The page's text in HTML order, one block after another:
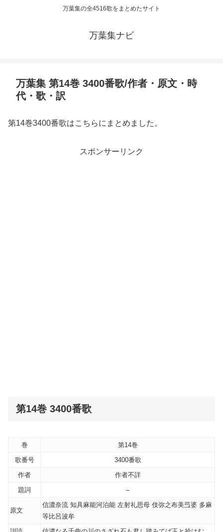
万葉集の全4516歌をまとめたサイト
万葉集ナビ
万葉集 第14巻 3400番歌/作者・原文・時
代・歌・訳
第14巻3400番歌はこちらにまとめました。
スポンサーリンク
第14巻 3400番歌
巻
第14巻
歌番号
3400番歌
作者
作者不詳
題詞
–
原文
信濃奈流 知具麻能河泊能 左射礼思母 伎弥之布美弖婆 多麻
等比呂波牟